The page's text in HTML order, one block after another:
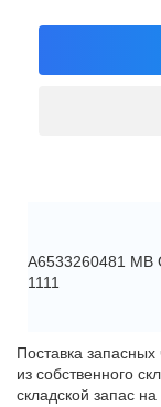
A6533260481 МВ
1111
Поставка запасных
из собственного
складской запас